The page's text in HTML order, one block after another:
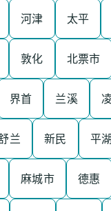
河津 太平
敦化 北票市
界首 兰溪
兰 新民 平湖
麻城市 德惠